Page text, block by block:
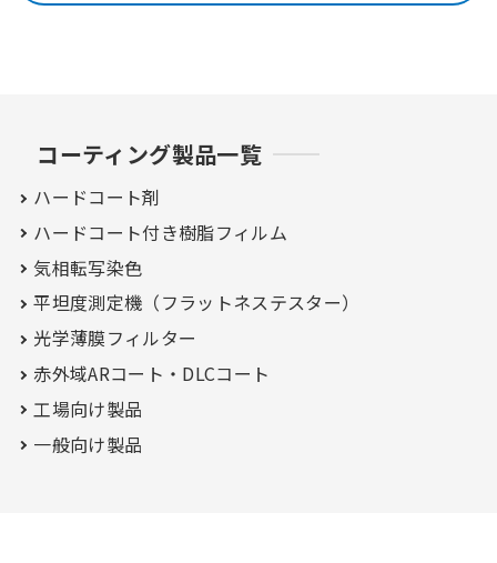
コーティング製品一覧
ハードコート剤
ハードコート付き樹脂フィルム
気相転写染色
平坦度測定機（フラットネステスター）
光学薄膜フィルター
赤外域ARコート・ DLCコート
工場向け製品
一般向け製品